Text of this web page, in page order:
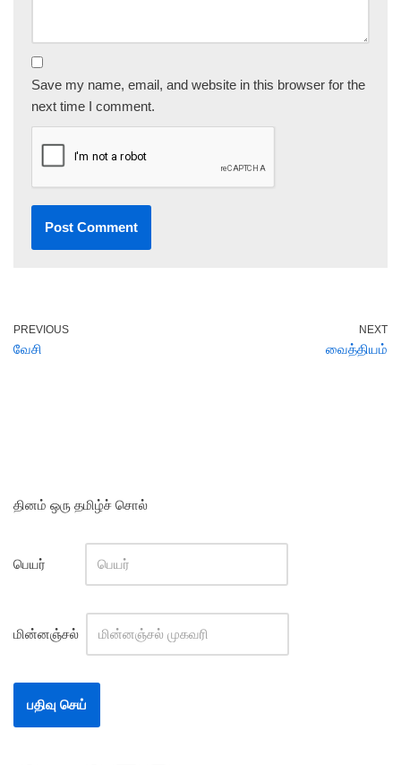
Save my name, email, and website in this browser for the
next time I comment.
PREVIOUS
வேசி
NEXT
வைத்தியம்
தினம் ஒரு தமிழ்ச் சொல்
பெயர்
மின்னஞ்சல்